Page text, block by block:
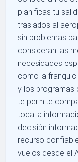
planificas tu
traslados al
sin problemas
consideran las
necesidades
como la
y los programas
te permite
toda la
decisión
recurso
vuelos desde el